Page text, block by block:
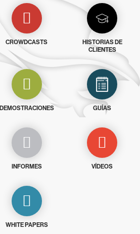
CROWDCASTS
HISTORIAS DE
CLIENTES
DEMOSTRACIONES GUÍAS
INFORMES VÍDEOS
WHITE PAPERS